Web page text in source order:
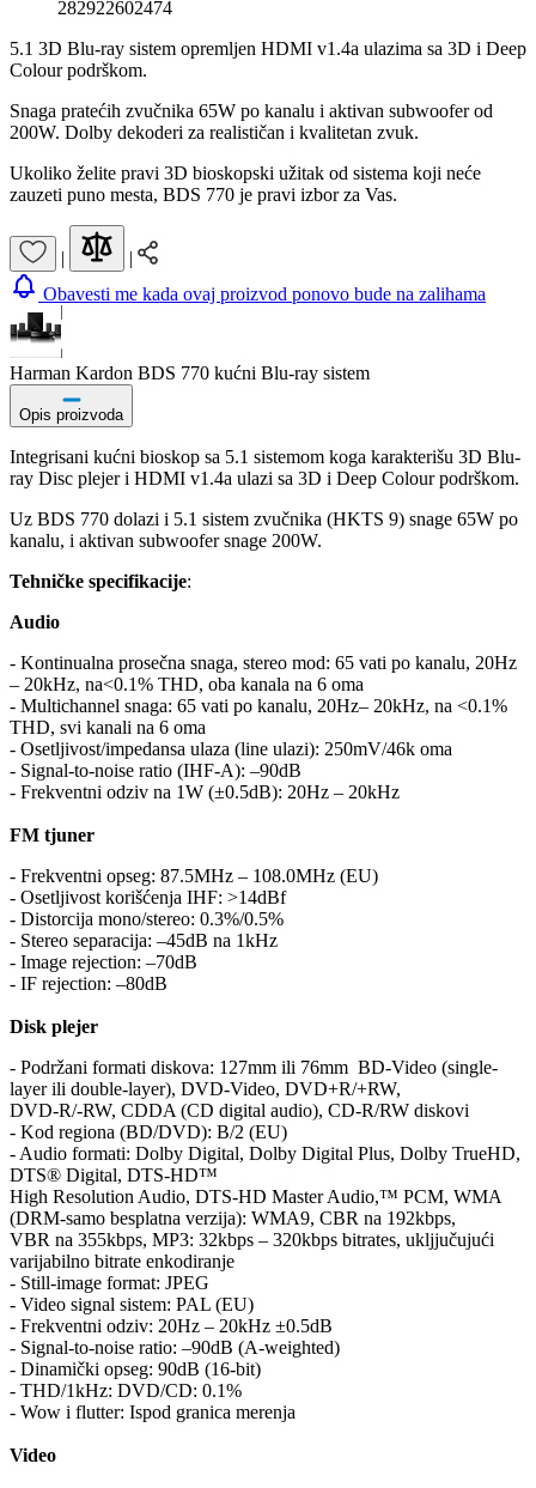
282922602474
5.1 3D Blu-ray sistem opremljen HDMI v1.4a ulazima sa 3D i Deep
Colour podrškom.
Snaga pratećih zvučnika 65W po kanalu i aktivan subwoofer od
200W. Dolby dekoderi za realističan i kvalitetan zvuk.
Ukoliko želite pravi 3D bioskopski užitak od sistema koji neće
zauzeti puno mesta, BDS 770 je pravi izbor za Vas.
|
|
Obavesti me kada ovaj proizvod ponovo bude na zalihama
Harman Kardon BDS 770 kućni Blu-ray sistem
Opis proizvoda
Integrisani kućni bioskop sa 5.1 sistemom koga karakterišu 3D Blu-
ray Disc plejer i HDMI v1.4a ulazi sa 3D i Deep Colour podrškom.
Uz BDS 770 dolazi i 5.1 sistem zvučnika (HKTS 9) snage 65W po
kanalu, i aktivan subwoofer snage 200W.
Tehničke specifikacije:
Audio
- Kontinualna prosečna snaga, stereo mod: 65 vati po kanalu, 20Hz
– 20kHz, na<0.1% THD, oba kanala na 6 oma
- Multichannel snaga: 65 vati po kanalu, 20Hz– 20kHz, na <0.1%
THD, svi kanali na 6 oma
- Osetljivost/impedansa ulaza (line ulazi): 250mV/46k oma
- Signal-to-noise ratio (IHF-A): –90dB
- Frekventni odziv na 1W (±0.5dB): 20Hz – 20kHz
FM tjuner
- Frekventni opseg: 87.5MHz – 108.0MHz (EU)
- Osetljivost korišćenja IHF: >14dBf
- Distorcija mono/stereo: 0.3%/0.5%
- Stereo separacija: –45dB na 1kHz
- Image rejection: –70dB
- IF rejection: –80dB
Disk plejer
- Podržani formati diskova: 127mm ili 76mm BD-Video (single-
layer ili double-layer), DVD-Video, DVD+R/+RW,
DVD-R/-RW, CDDA (CD digital audio), CD-R/RW diskovi
- Kod regiona (BD/DVD): B/2 (EU)
- Audio formati: Dolby Digital, Dolby Digital Plus, Dolby TrueHD,
DTS® Digital, DTS-HD™
High Resolution Audio, DTS-HD Master Audio,™ PCM, WMA
(DRM-samo besplatna verzija): WMA9, CBR na 192kbps,
VBR na 355kbps, MP3: 32kbps – 320kbps bitrates, ukljjučujući
varijabilno bitrate enkodiranje
- Still-image format: JPEG
- Video signal sistem: PAL (EU)
- Frekventni odziv: 20Hz – 20kHz ±0.5dB
- Signal-to-noise ratio: –90dB (A-weighted)
- Dinamički opseg: 90dB (16-bit)
- THD/1kHz: DVD/CD: 0.1%
- Wow i flutter: Ispod granica merenja
Video